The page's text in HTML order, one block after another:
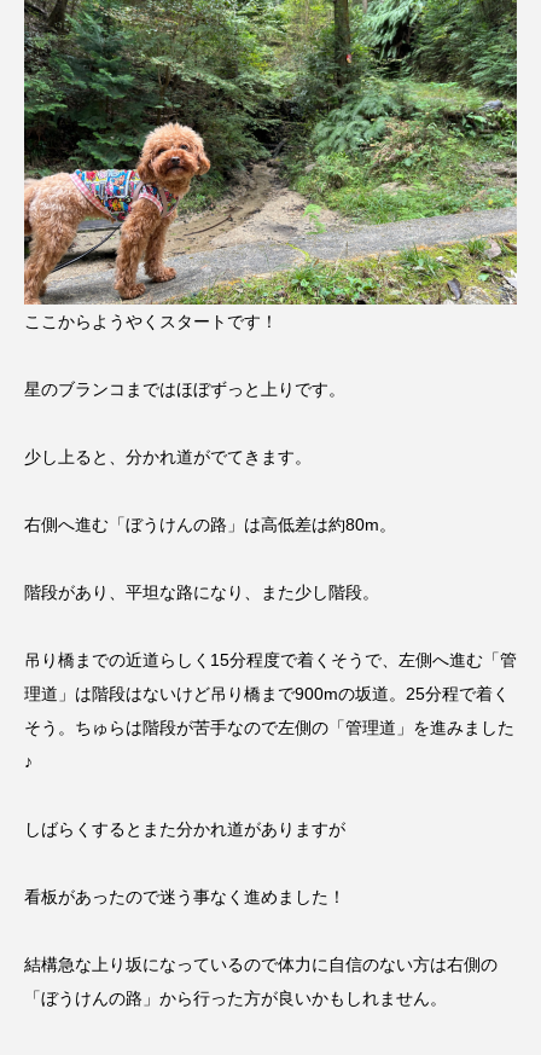
ここからようやくスタートです！
星のブランコまではほぼずっと上りです。
少し上ると、分かれ道がでてきます。
右側へ進む「ぼうけんの路」は高低差は約80m。
階段があり、平坦な路になり、また少し階段。
吊り橋までの近道らしく15分程度で着くそうで、左側へ進む「管
理道」は階段はないけど吊り橋まで900mの坂道。25分程で着く
そう。ちゅらは階段が苦手なので左側の「管理道」を進みました
♪
しばらくするとまた分かれ道がありますが
看板があったので迷う事なく進めました！
結構急な上り坂になっているので体力に自信のない方は右側の
「ぼうけんの路」から行った方が良いかもしれません。